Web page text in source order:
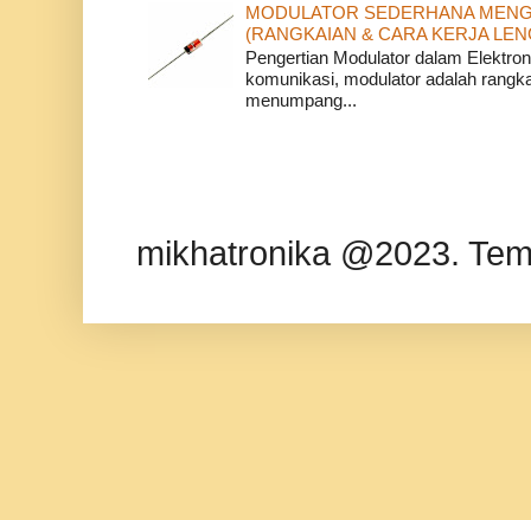
MODULATOR SEDERHANA
(RANGKAIAN & CARA KERJA
Pengertian Modulator dalam
komunikasi, modulator adalah
menumpang...
mikhatronika @2023.